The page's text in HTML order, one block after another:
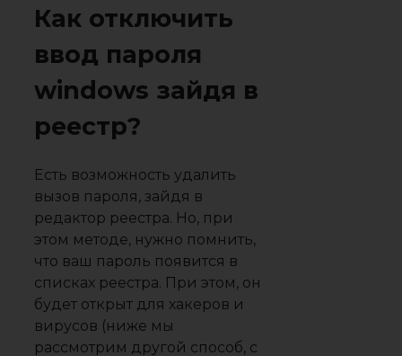
Как отключить
ввод пароля
windows зайдя в
реестр?
Есть возможность удалить
вызов пароля, зайдя в
редактор реестра. Но, при
этом методе, нужно помнить,
что ваш пароль появится в
списках реестра. При этом, он
будет открыт для хакеров и
вирусов (ниже мы
рассмотрим другой способ, с